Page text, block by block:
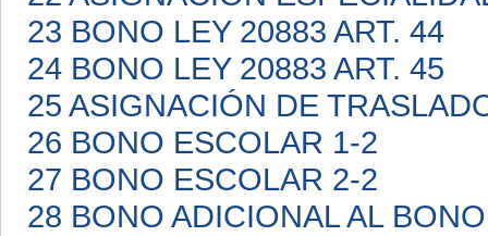
23 BONO LEY 20883 ART. 44
24 BONO LEY 20883 ART. 45
25 ASIGNACIÓN DE
26 BONO ESCOLAR 1-2
27 BONO ESCOLAR 2-2
28 BONO ADICIONAL AL